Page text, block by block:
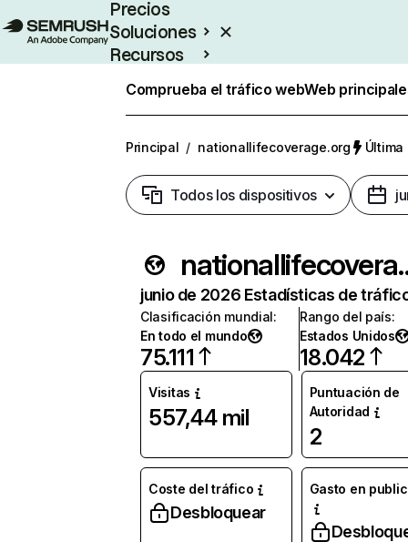
Precios
Soluciones
Recursos
Comprueba el tráfico webWeb
Principal / nationallifecoverage.org
Todos los dispositivos
junio de 2026 Estadísticas de
Clasificación mundial:
En todo el mundo
75.111
Rango del país:
Estados Unidos
18.042
Visitas
557,44 mil
Puntuación de
Autoridad
2
Coste del tráfico
Desbloquear
Gasto en